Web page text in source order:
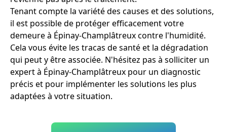
Tenant compte la variété des causes et des solutions,
il est possible de protéger efficacement votre
demeure à Épinay-Champlâtreux contre l'humidité.
Cela vous évite les tracas de santé et la dégradation
qui peut y être associée. N'hésitez pas à solliciter un
expert à Épinay-Champlâtreux pour un diagnostic
précis et pour implémenter les solutions les plus
adaptées à votre situation.